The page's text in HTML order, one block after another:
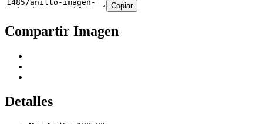
Copiar
Compartir Imagen
Detalles